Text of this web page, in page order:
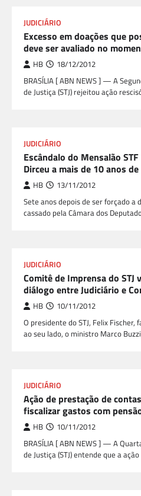
JUDICIÁRIO
Excesso em doações que
deve ser avaliado no
HB 18/12/2012
BRASÍLIA [ ABN NEWS ] — A
de Justiça (STJ) rejeitou ação
JUDICIÁRIO
Escândalo do Mensalão
Dirceu a mais de 10 anos
HB 13/11/2012
Sete anos depois de ser forçado a
cassado pela Câmara dos
JUDICIÁRIO
Comitê de Imprensa do
diálogo entre Judiciário e
HB 10/11/2012
O presidente do STJ, Felix
ao seu lado, o ministro Marco
JUDICIÁRIO
Ação de prestação de
fiscalizar gastos com
HB 10/11/2012
BRASÍLIA [ ABN NEWS ] — A
de Justiça (STJ) entende que a